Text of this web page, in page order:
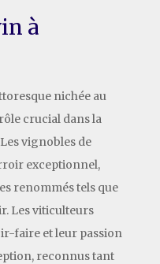
à
nichée au
crucial dans la
vignobles de
exceptionnel,
renommés tels que
Les viticulteurs
faire et leur passion
reconnus tant